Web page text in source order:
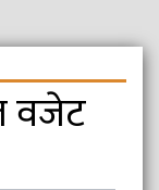
वजेट